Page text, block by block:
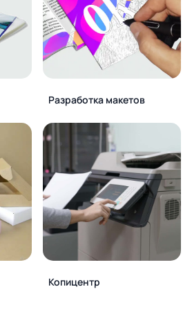
Разработка макетов
Копицентр